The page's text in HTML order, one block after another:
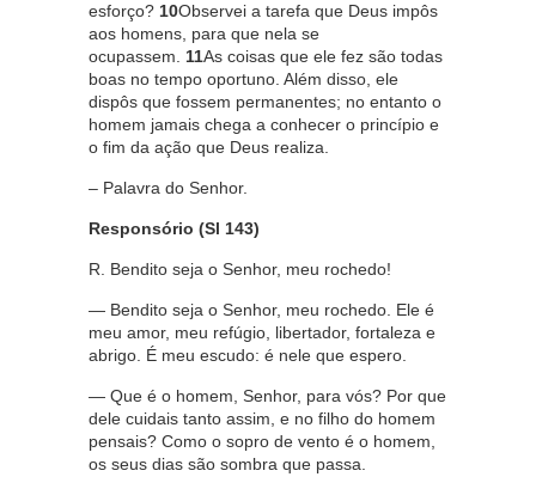
esforço? 10Observei a tarefa que Deus impôs
aos homens, para que nela se
ocupassem. 11As coisas que ele fez são todas
boas no tempo oportuno. Além disso, ele
dispôs que fossem permanentes; no entanto o
homem jamais chega a conhecer o princípio e
o fim da ação que Deus realiza.
– Palavra do Senhor.
Responsório (Sl 143)
R. Bendito seja o Senhor, meu rochedo!
— Bendito seja o Senhor, meu rochedo. Ele é
meu amor, meu refúgio, libertador, fortaleza e
abrigo. É meu escudo: é nele que espero.
— Que é o homem, Senhor, para vós? Por que
dele cuidais tanto assim, e no filho do homem
pensais? Como o sopro de vento é o homem,
os seus dias são sombra que passa.